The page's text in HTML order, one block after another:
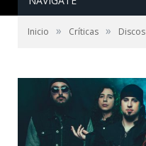
Inicio » Críticas » Discos